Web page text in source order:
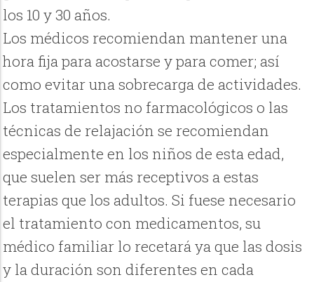
los 10 y 30 años.
Los médicos recomiendan mantener una
hora fija para acostarse y para comer; así
como evitar una sobrecarga de actividades.
Los tratamientos no farmacológicos o las
técnicas de relajación se recomiendan
especialmente en los niños de esta edad,
que suelen ser más receptivos a estas
terapias que los adultos. Si fuese necesario
el tratamiento con medicamentos, su
médico familiar lo recetará ya que las dosis
y la duración son diferentes en cada